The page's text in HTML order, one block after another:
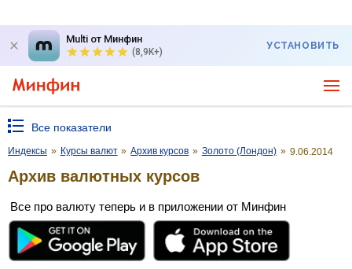
Multi от Минфин
(8,9K+)
УСТАНОВИТЬ
Все показатели
Индексы » Курсы валют » Архив курсов » Золото (Лондон) » 9.06.2014
Архив валютных курсов
Все про валюту теперь и в приложении от Минфин